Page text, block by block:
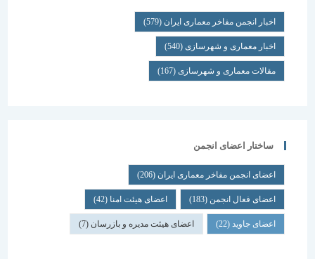
اخبار انجمن مفاخر معماری ایران (579)
اخبار معماری و شهرسازی(540)
مقالات معماری و شهرسازی(167)
ساختار اعضای انجمن
اعضای انجمن مفاخر معماری ایران (206)
اعضای فعال انجمن(183) اعضای هیئت امنا(42)
اعضای جاوید(22) اعضای هیئت مدیره و بازرسان(7)